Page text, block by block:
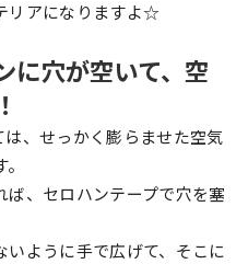
リアになりますよ☆
に穴が空いて、空
、せっかく膨らませた空気
ば、セロハンテープで穴を塞
いように手で広げて、そこに